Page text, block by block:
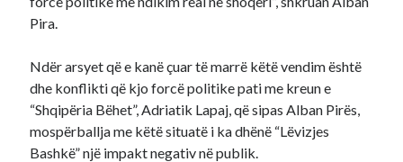
Pira.
Ndër arsyet që e kanë çuar të marrë këtë vendim është
dhe konflikti që kjo forcë politike pati me kreun e
“Shqipëria Bëhet”, Adriatik Lapaj, që sipas Alban Pirës,
mospërballja me këtë situatë i ka dhënë “Lëvizjes
Bashkë” një impakt negativ në publik.